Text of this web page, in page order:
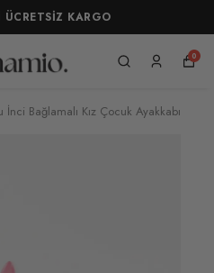
KARGO
0
İnci Bağlamalı Kız Çocuk Ayakkabı